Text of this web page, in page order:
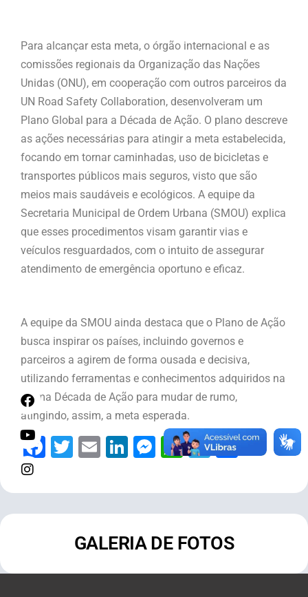
Para alcançar esta meta, o órgão internacional e as
comissões regionais da Organização das Nações
Unidas (ONU), em cooperação com outros parceiros da
UN Road Safety Collaboration, desenvolveram um
Plano Global para a Década de Ação. O plano descreve
as ações necessárias para atingir a meta estabelecida,
focando em tornar caminhadas, uso de bicicletas e
transportes públicos mais seguros, visto que são
meios mais saudáveis e ecológicos. A equipe da
Secretaria Municipal de Ordem Urbana (SMOU) explica
que esses procedimentos visam garantir vias e
veículos resguardados, com o intuito de assegurar
atendimento de emergência oportuno e eficaz.
A equipe da SMOU ainda destaca que o Plano de Ação
busca inspirar os países, incluindo governos e
parceiros a agirem de forma ousada e decisiva,
utilizando ferramentas e conhecimentos adquiridos na
última Década de Ação para mudar de rumo,
atingindo, assim, a meta esperada.
Facebook
Twitter
EmailLinkedIn
Messenger
WhatsApp
Telegram
Share
GALERIA DE FOTOS